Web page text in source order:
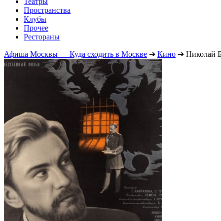
Пространства
Клубы
Прочее
Рестораны
Афиша Москвы — Куда сходить в Москве ➔ Кино ➔ Николай